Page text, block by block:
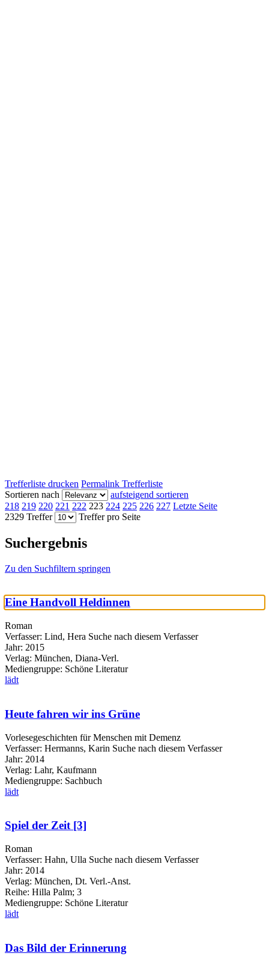
Trefferliste drucken Permalink Trefferliste
Sortieren nach
aufsteigend sortieren
218 219 220 221 222 223 224 225 226 227 Letzte Seite
2329 Treffer
Treffer pro Seite
Suchergebnis
Zu den Suchfiltern springen
Eine Handvoll Heldinnen
Roman
Verfasser: Lind, Hera Suche nach diesem Verfasser
Jahr: 2015
Verlag: München, Diana-Verl.
Mediengruppe: Schöne Literatur
lädt
Heute fahren wir ins Grüne
Vorlesegeschichten für Menschen mit Demenz
Verfasser: Hermanns, Karin Suche nach diesem Verfasser
Jahr: 2014
Verlag: Lahr, Kaufmann
Mediengruppe: Sachbuch
lädt
Spiel der Zeit [3]
Roman
Verfasser: Hahn, Ulla Suche nach diesem Verfasser
Jahr: 2014
Verlag: München, Dt. Verl.-Anst.
Reihe: Hilla Palm; 3
Mediengruppe: Schöne Literatur
lädt
Das Bild der Erinnerung